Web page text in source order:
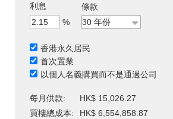
利息
%
條款
香港永久居民
首次置業
以個人名義購買而不是通過公司
每月供款:
HK$ 15,026.27
買樓總成本:
HK$ 6,554,858.87